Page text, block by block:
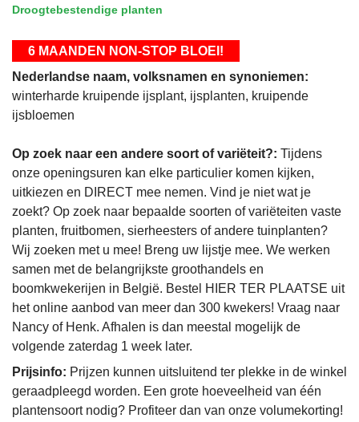
Droogtebestendige planten
6 MAANDEN NON-STOP BLOEI!
Nederlandse naam, volksnamen en synoniemen:
winterharde kruipende ijsplant, ijsplanten, kruipende
ijsbloemen
Op zoek naar een andere soort of variëteit?: Tijdens
onze openingsuren kan elke particulier komen kijken,
uitkiezen en DIRECT mee nemen. Vind je niet wat je
zoekt? Op zoek naar bepaalde soorten of variëteiten vaste
planten, fruitbomen, sierheesters of andere tuinplanten?
Wij zoeken met u mee! Breng uw lijstje mee. We werken
samen met de belangrijkste groothandels en
boomkwekerijen in België. Bestel HIER TER PLAATSE uit
het online aanbod van meer dan 300 kwekers! Vraag naar
Nancy of Henk. Afhalen is dan meestal mogelijk de
volgende zaterdag 1 week later.
Prijsinfo: Prijzen kunnen uitsluitend ter plekke in de winkel
geraadpleegd worden. Een grote hoeveelheid van één
plantensoort nodig? Profiteer dan van onze volumekorting!